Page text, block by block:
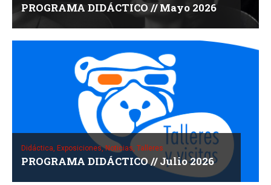
PROGRAMA DIDÁCTICO // Mayo 2026
Didáctica, Exposiciones,Noticias, Talleres
PROGRAMA DIDÁCTICO // Julio 2026